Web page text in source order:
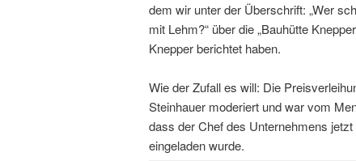
dem wir unter der Überschrift: „Wer
mit Lehm?“ über die „Bauhütte
Knepper berichtet haben.
Wie der Zufall es will: Die
Steinhauer moderiert und war vom
dass der Chef des Unternehmens
eingeladen wurde.